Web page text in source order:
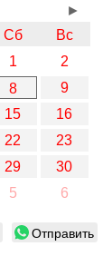
Сб
Вс
1
2
8
9
15
16
22
23
29
30
5 6
►
Отправить